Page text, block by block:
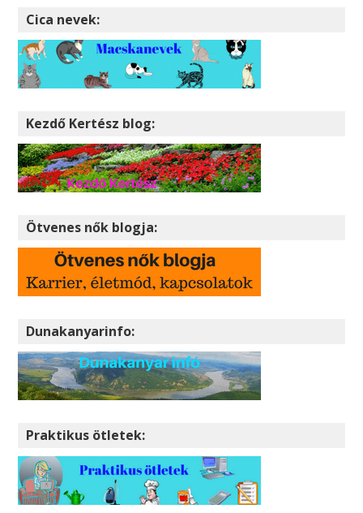
Cica nevek:
Kezdő Kertész blog:
Ötvenes nők blogja:
Dunakanyarinfo:
Praktikus ötletek: